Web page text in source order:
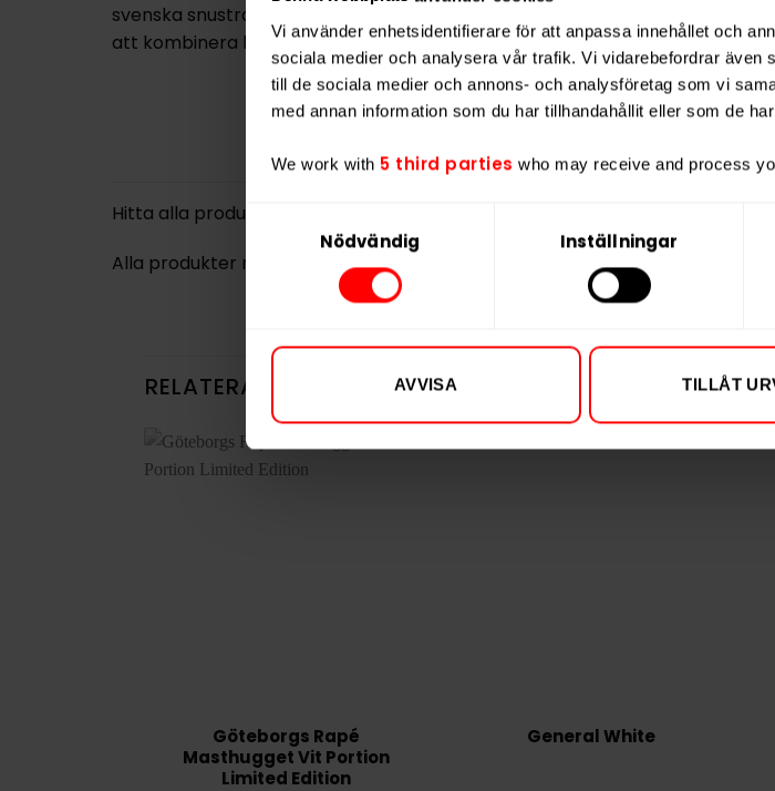
Vi använder enhetsidentifierare för att anpassa innehållet och
sociala medier och analysera vår trafik. Vi vidarebefordrar även
till de sociala medier och annons- och analysföretag som vi
med annan information som du har tillhandahållit eller som de
We work with 5 third parties who may receive and process
Nödvändig Inställningar
AVVISA TILLÅT
svenska snustraditionen. Bärstig är ett tydligt exempel på varumärkets
att kombinera klassiskt snusarv med nytänkande smakkombinationer.
Hitta alla produkter från
Alla produkter med smakenBär,
RELATERADE PRODUKTER
Göteborgs Rapé
Masthugget Vit Portion
Limited Edition
General White